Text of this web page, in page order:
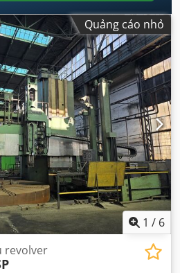
Quảng cáo nhỏ
1 / 6
revolver